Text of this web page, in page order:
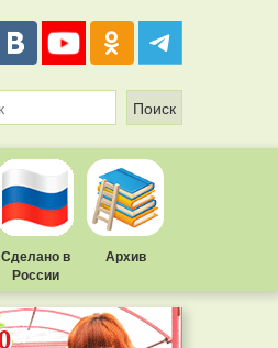
Сделано в
России
Архив